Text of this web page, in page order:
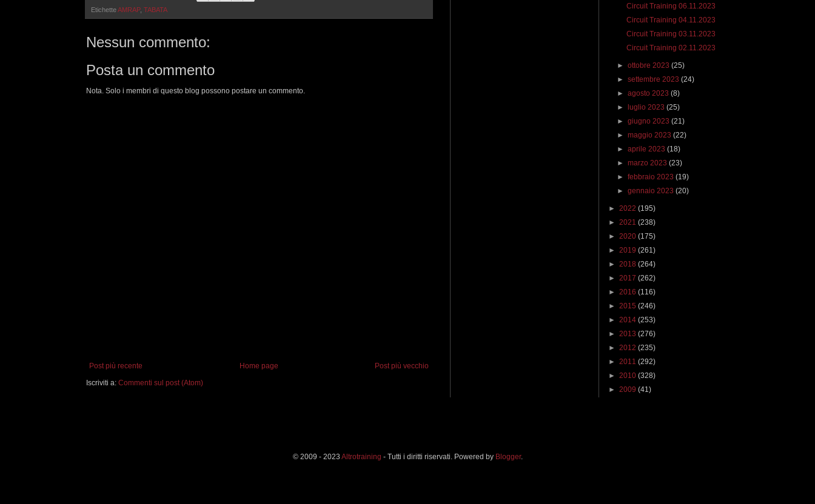
EtichetteAMRAP, TABATA
Nessun commento:
Posta un commento
Nota. Solo i membri di questo blog possono postare un commento.
Post più recente Post più vecchio
Home page
Iscriviti a: Commenti sul post (Atom)
Circuit Training 06.11.2023
Circuit Training 04.11.2023
Circuit Training 03.11.2023
Circuit Training 02.11.2023
►ottobre 2023(25)
►settembre 2023(24)
►agosto 2023(8)
►
luglio 2023(25)
►giugno 2023(21)
►maggio 2023(22)
►aprile 2023(18)
►marzo 2023(23)
►febbraio 2023(19)
►gennaio 2023(20)
► 2022 (195)
► 2021 (238)
► 2020 (175)
► 2019 (261)
► 2018 (264)
► 2017 (262)
► 2016 (116)
► 2015 (246)
► 2014 (253)
► 2013 (276)
► 2012 (235)
► 2011 (292)
► 2010 (328)
► 2009 (41)
© 2009 - 2023 Altrotraining - Tutti i diritti riservati. Powered by Blogger.